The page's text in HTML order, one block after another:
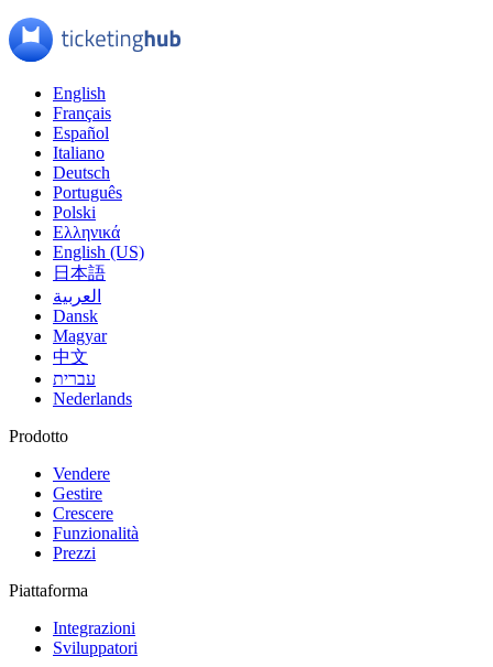
English
Français
Español
Italiano
Deutsch
Português
Polski
Ελληνικά
English (US)
日本語
العربية
Dansk
Magyar
中文
עברית
Nederlands
Prodotto
Vendere
Gestire
Crescere
Funzionalità
Prezzi
Piattaforma
Integrazioni
Sviluppatori